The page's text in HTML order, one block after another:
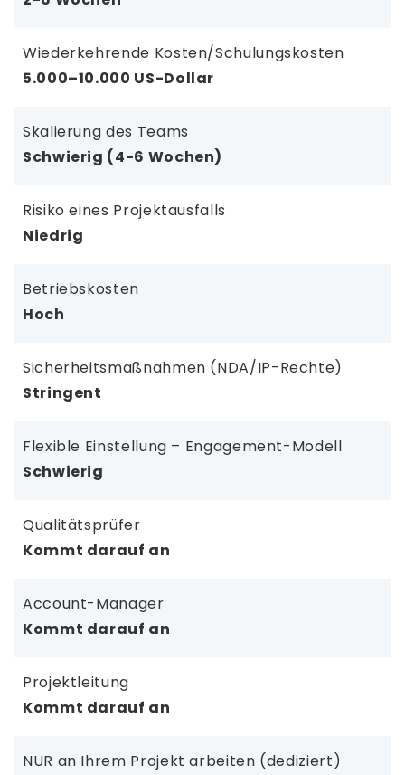
Wiederkehrende Kosten/Schulungskosten
5.000–10.000 US-Dollar
Skalierung des Teams
Schwierig (4-6 Wochen)
Risiko eines Projektausfalls
Niedrig
Betriebskosten
Hoch
Sicherheitsmaßnahmen (NDA/IP-Rechte)
Stringent
Flexible Einstellung – Engagement-Modell
Schwierig
Qualitätsprüfer
Kommt darauf an
Account-Manager
Kommt darauf an
Projektleitung
Kommt darauf an
NUR an Ihrem Projekt arbeiten (dediziert)